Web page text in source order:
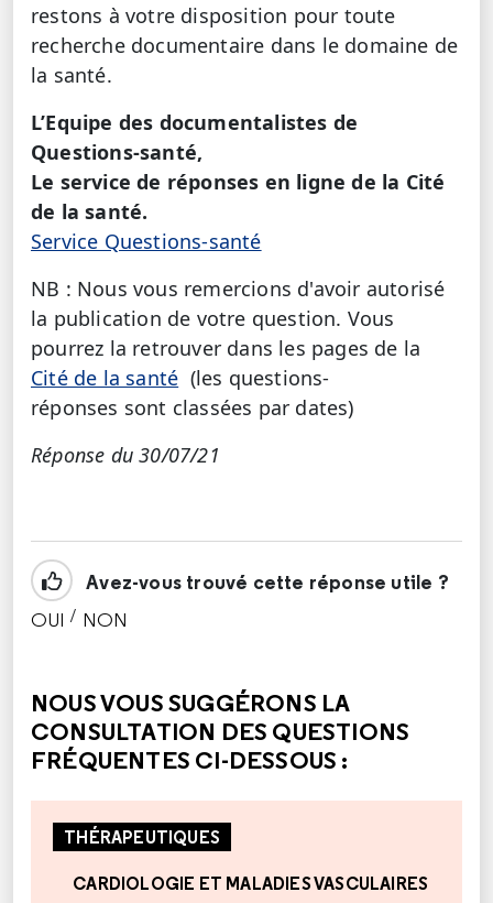
restons à votre disposition pour toute
recherche documentaire dans le domaine de
la santé.
L’Equipe des documentalistes de
Questions-santé,
Le service de réponses en ligne de la Cité
de la santé.
Service Questions-santé
NB : Nous vous remercions d'avoir autorisé
la publication de votre question. Vous
pourrez la retrouver dans les pages de la
Cité de la santé (les questions-
réponses sont classées par dates)
Réponse du 30/07/21
Avez-vous trouvé cette réponse utile ?
OUI / NON
NOUS VOUS SUGGÉRONS LA
CONSULTATION DES QUESTIONS
FRÉQUENTES CI-DESSOUS :
THÉRAPEUTIQUES
CARDIOLOGIE ET MALADIES VASCULAIRES